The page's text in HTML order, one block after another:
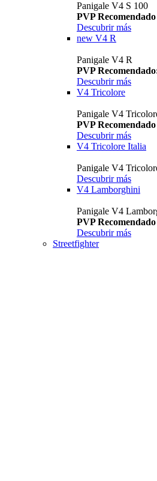
Panigale V4 S 100
PVP Recomendado
Descubrir más
new V4 R
Panigale V4 R
PVP
Descubrir más
V4 Tricolore
Panigale V4
PVP
Descubrir más
V4 Tricolore Italia
Panigale V4
Descubrir más
V4 Lamborghini
Panigale V4
PVP
Descubrir más
Streetfighter